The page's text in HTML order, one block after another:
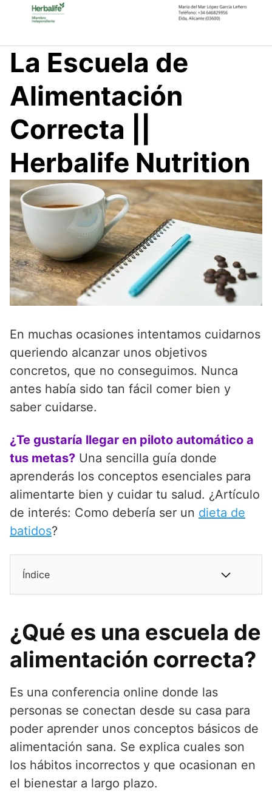
La Escuela de
Alimentación
Correcta ||
Herbalife Nutrition
En muchas ocasiones intentamos cuidarnos
queriendo alcanzar unos objetivos
concretos, que no conseguimos. Nunca
antes había sido tan fácil comer bien y
saber cuidarse.
¿Te gustaría llegar en piloto automático a
tus metas? Una sencilla guía donde
aprenderás los conceptos esenciales para
alimentarte bien y cuidar tu salud. ¿Artículo
de interés: Como debería ser un dieta de
batidos?
Índice
¿Qué es una escuela de
alimentación correcta?
Es una conferencia online donde las
personas se conectan desde su casa para
poder aprender unos conceptos básicos de
alimentación sana. Se explica cuales son
los hábitos incorrectos y que ocasionan en
el bienestar a largo plazo.